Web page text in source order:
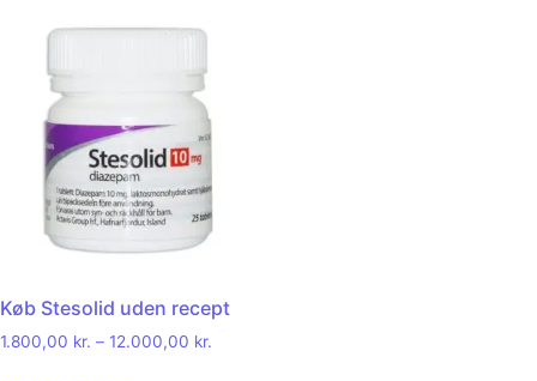
Køb Stesolid uden recept
1.800,00 kr. – 12.000,00 kr.